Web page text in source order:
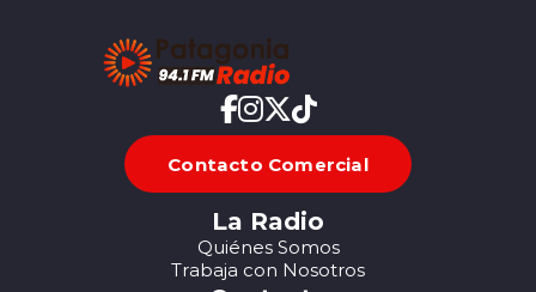
Contacto Comercial
La Radio
Quiénes Somos
Trabaja con Nosotros